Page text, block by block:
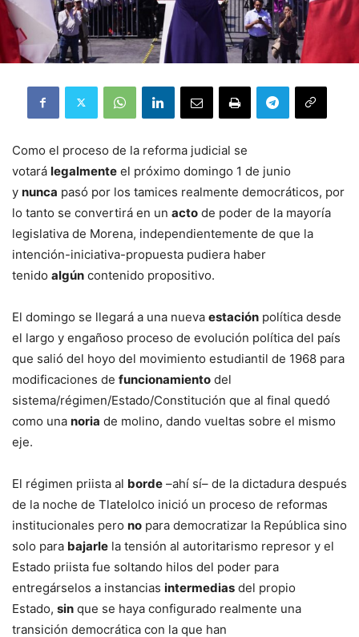
Como el proceso de la reforma judicial se
votará legalmente el próximo domingo 1 de junio
y nunca pasó por los tamices realmente democráticos, por
lo tanto se convertirá en un acto de poder de la mayoría
legislativa de Morena, independientemente de que la
intención-iniciativa-propuesta pudiera haber
tenido algún contenido propositivo.
El domingo se llegará a una nueva estación política desde
el largo y engañoso proceso de evolución política del país
que salió del hoyo del movimiento estudiantil de 1968 para
modificaciones de funcionamiento del
sistema/régimen/Estado/Constitución que al final quedó
como una noria de molino, dando vueltas sobre el mismo
eje.
El régimen priista al borde –ahí sí– de la dictadura después
de la noche de Tlatelolco inició un proceso de reformas
institucionales pero no para democratizar la República sino
solo para bajarle la tensión al autoritarismo represor y el
Estado priista fue soltando hilos del poder para
entregárselos a instancias intermedias del propio
Estado, sin que se haya configurado realmente una
transición democrática con la que han